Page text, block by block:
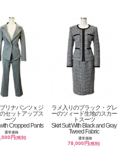
リナパンツｘジ
セットアップス
ーツ
Cropped Pants
通常価格
円(税別)
ラメ入りのブラック・グレ
ーのツィード生地のスカー
トスーツ
Skirt Suit With Black and Gray
Tweed Fabric
通常価格
78,000円(税別)